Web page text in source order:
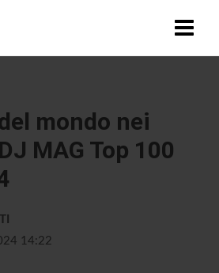
mondo nei
MAG Top 100
14:22